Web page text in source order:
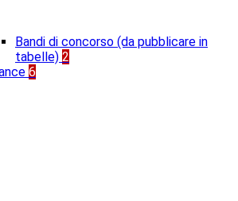
Bandi di concorso (da pubblicare in
tabelle) 2
6